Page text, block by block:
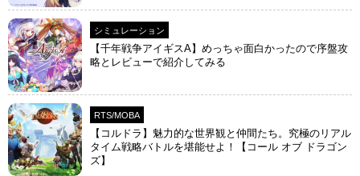
シミュレーション
【千年戦争アイギスA】めっちゃ面白かったので序盤攻
略とレビューで紹介してみる
RTS/MOBA
【コルドラ】魅力的な世界観と仲間たち。究極のリアル
タイム戦略バトルを堪能せよ！【コール オブ ドラゴン
ズ】